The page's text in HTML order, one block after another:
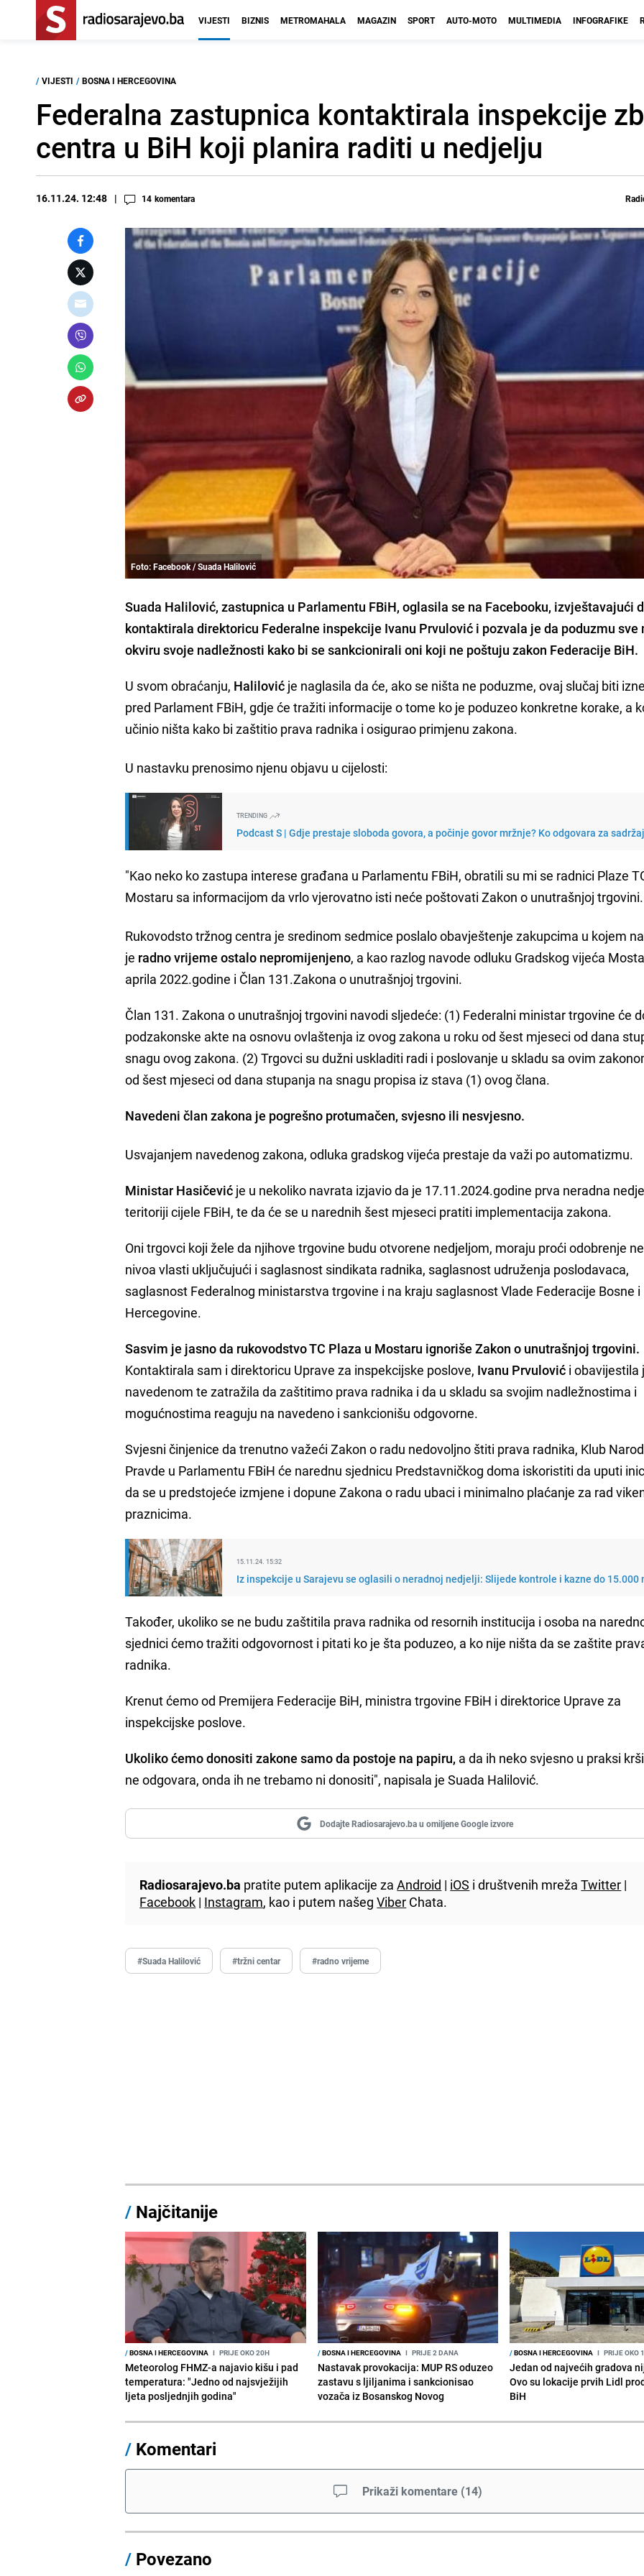
VIJESTI BIZNIS METROMAHALA MAGAZIN SPORT AUTO-MOTO MULTIMEDIA INFOGRAFIKE
/ VIJESTI / BOSNA I HERCEGOVINA
Federalna zastupnica kontaktirala inspekcije
centra u BiH koji planira raditi u nedjelju
16.11.24. 12:48 14 komentara
Foto: Facebook / Suada Halilović
Suada Halilović, zastupnica u Parlamentu FBiH, oglasila se na Facebooku, izvještavajući
kontaktirala direktoricu Federalne inspekcije Ivanu Prvulović i pozvala je da poduzmu sve
okviru svoje nadležnosti kako bi se sankcionirali oni koji ne poštuju zakon Federacije BiH.
U svom obraćanju, Halilović je naglasila da će, ako se ništa ne poduzme, ovaj slučaj biti
pred Parlament FBiH, gdje će tražiti informacije o tome ko je poduzeo konkretne korake, a
učinio ništa kako bi zaštitio prava radnika i osigurao primjenu zakona.
U nastavku prenosimo njenu objavu u cijelosti:
TRENDING
Podcast S | Gdje prestaje sloboda govora, a počinje govor mržnje? Ko odgovara za
"Kao neko ko zastupa interese građana u Parlamentu FBiH, obratili su mi se radnici Plaze
Mostaru sa informacijom da vrlo vjerovatno isti neće poštovati Zakon o unutrašnjoj trgovini.
Rukovodsto tržnog centra je sredinom sedmice poslalo obavještenje zakupcima u kojem
je radno vrijeme ostalo nepromijenjeno, a kao razlog navode odluku Gradskog vijeća
aprila 2022.godine i Član 131.Zakona o unutrašnjoj trgovini.
Član 131. Zakona o unutrašnjoj trgovini navodi sljedeće: (1) Federalni ministar trgovine će
podzakonske akte na osnovu ovlaštenja iz ovog zakona u roku od šest mjeseci od dana
snagu ovog zakona. (2) Trgovci su dužni uskladiti radi i poslovanje u skladu sa ovim
od šest mjeseci od dana stupanja na snagu propisa iz stava (1) ovog člana.
Navedeni član zakona je pogrešno protumačen, svjesno ili nesvjesno.
Usvajanjem navedenog zakona, odluka gradskog vijeća prestaje da važi po automatizmu.
Ministar Hasičević je u nekoliko navrata izjavio da je 17.11.2024.godine prva neradna
teritoriji cijele FBiH, te da će se u narednih šest mjeseci pratiti implementacija zakona.
Oni trgovci koji žele da njihove trgovine budu otvorene nedjeljom, moraju proći odobrenje
nivoa vlasti uključujući i saglasnost sindikata radnika, saglasnost udruženja poslodavaca,
saglasnost Federalnog ministarstva trgovine i na kraju saglasnost Vlade Federacije Bosne i
Hercegovine.
Sasvim je jasno da rukovodstvo TC Plaza u Mostaru ignoriše Zakon o unutrašnjoj trgovini.
Kontaktirala sam i direktoricu Uprave za inspekcijske poslove, Ivanu Prvulović i obavijestila
navedenom te zatražila da zaštitimo prava radnika i da u skladu sa svojim nadležnostima i
mogućnostima reaguju na navedeno i sankcionišu odgovorne.
Svjesni činjenice da trenutno važeći Zakon o radu nedovoljno štiti prava radnika, Klub
Pravde u Parlamentu FBiH će narednu sjednicu Predstavničkog doma iskoristiti da uputi
da se u predstojeće izmjene i dopune Zakona o radu ubaci i minimalno plaćanje za rad
praznicima.
15.11.24. 15:32
Iz inspekcije u Sarajevu se oglasili o neradnoj nedjelji: Slijede kontrole i kazne do 15.000
Također, ukoliko se ne budu zaštitila prava radnika od resornih institucija i osoba na
sjednici ćemo tražiti odgovornost i pitati ko je šta poduzeo, a ko nije ništa da se zaštite
radnika.
Krenut ćemo od Premijera Federacije BiH, ministra trgovine FBiH i direktorice Uprave za
inspekcijske poslove.
Ukoliko ćemo donositi zakone samo da postoje na papiru, a da ih neko svjesno u praksi
ne odgovara, onda ih ne trebamo ni donositi", napisala je Suada Halilović.
Dodajte Radiosarajevo.ba u omiljene Google izvore
Radiosarajevo.ba pratite putem aplikacije zaAndroid | iOS i društvenih mrežaTwitter |
Facebook | Instagram, kao i putem našegViber Chata.
#Suada Halilović #tržni centar #radno vrijeme
/ Najčitanije
/BOSNA I HERCEGOVINA I PRIJE OKO 20H
Meteorolog FHMZ-a najavio kišu i pad
temperatura: "Jedno od najsvježijih
ljeta posljednjih godina"
/BOSNA I HERCEGOVINA I PRIJE 2 DANA
Nastavak provokacija: MUP RS oduzeo
zastavu s ljiljanima i sankcionisao
vozača iz Bosanskog Novog
/BOSNA I HERCEGOVINA I PRIJE OKO
Jedan od najvećih gradova
Ovo su lokacije prvih Lidl
BiH
/ Komentari
Prikaži komentare (14)
/ Povezano